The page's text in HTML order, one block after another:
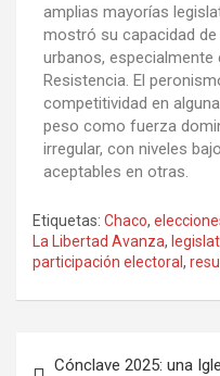
amplias mayorías
mostró su capacidad
urbanos,
Resistencia. El
competitividad en
peso como fuerza
irregular, con niveles
aceptables en otras.
Etiquetas: Chaco,
La Libertad Avanza,
participación electoral ,
Cónclave 2025: una